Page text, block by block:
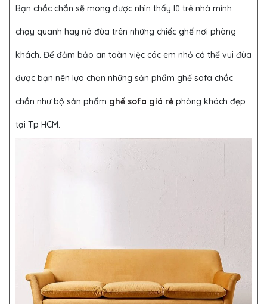
Bạn chắc chắn sẽ mong được nhìn thấy lũ trẻ nhà mình
chạy quanh hay nô đùa trên những chiếc ghế nơi phòng
khách. Để đảm bảo an toàn việc các em nhỏ có thể vui đùa
được bạn nên lựa chọn những sản phẩm ghế sofa chắc
chắn như bộ sản phẩm ghế sofa giá rẻ phòng khách đẹp
tại Tp HCM.